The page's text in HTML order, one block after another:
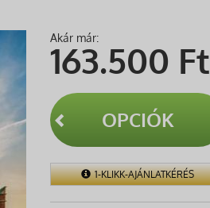
Akár már:
163.500 Ft
OPCIÓK
1-KLIKK-AJÁNLATKÉRÉS